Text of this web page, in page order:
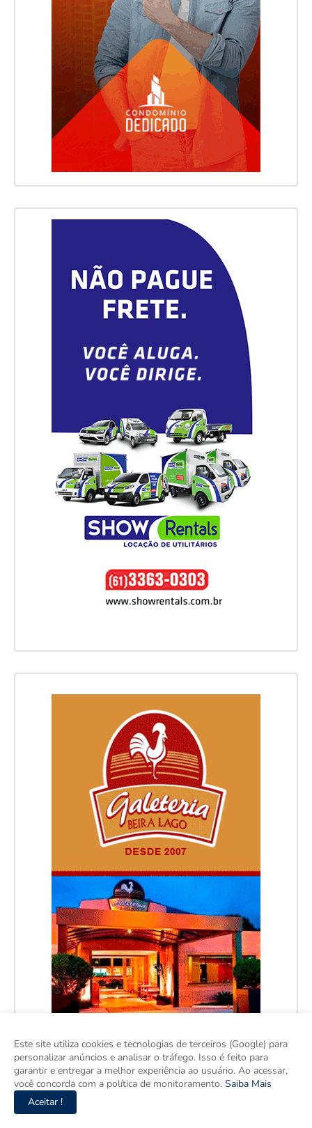
Este site utiliza cookies e tecnologias de terceiros (Google) para
personalizar anúncios e analisar o tráfego. Isso é feito para
garantir e entregar a melhor experiência ao usuário. Ao acessar,
você concorda com a política de monitoramento. Saiba Mais
Aceitar !